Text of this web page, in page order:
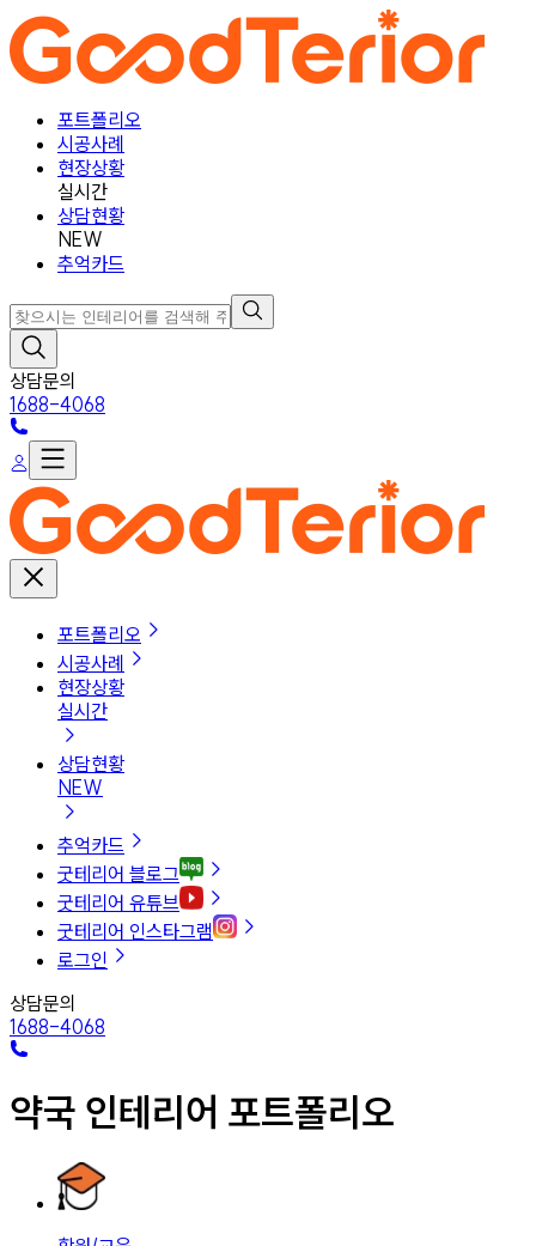
포트폴리오
시공사례
현장상황
실시간
상담현황
NEW
추억카드
상담문의
1688-4068
포트폴리오
시공사례
현장상황
실시간
상담현황
NEW
추억카드
굿테리어 블로그
굿테리어 유튜브
굿테리어 인스타그램
로그인
상담문의
1688-4068
약국 인테리어 포트폴리오